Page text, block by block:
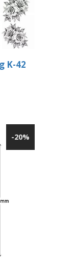
K-42
-20%